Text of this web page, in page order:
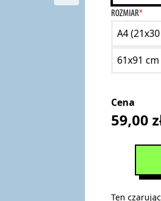
*
ROZMIAR
A4
61x91 cm
Cena
59,00
Ten